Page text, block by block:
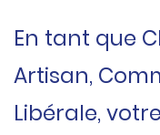
En tant que
Artisan,
Libérale,